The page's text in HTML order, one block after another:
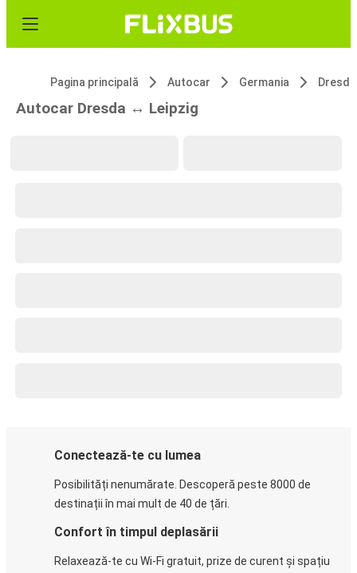
Pagina principală Autocar Germania Dresda
Autocar Dresda ↔ Leipzig
Conectează-te cu lumea
Posibilități nenumărate. Descoperă peste 8000 de
destinații în mai mult de 40 de țări.
Confort în timpul deplasării
Relaxează-te cu Wi-Fi gratuit, prize de curent și spațiu